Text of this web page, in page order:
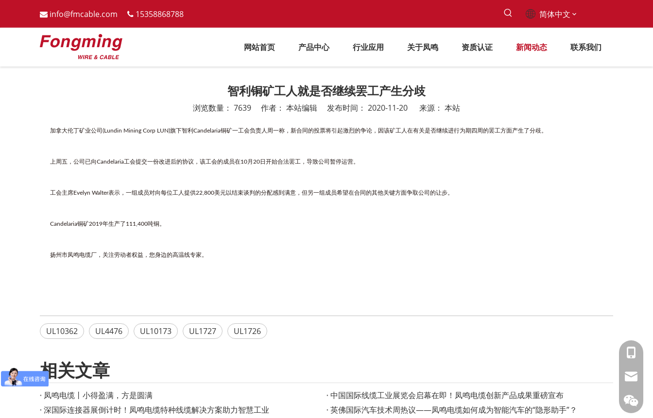
 info@fmcable.com  15358868788 简体中文
网站首页 产品中心 行业应用 关于凤鸣 资质认证 新闻动态 联系我们
智利铜矿工人就是否继续罢工产生分歧
浏览数量： 7639 作者： 本站编辑 发布时间： 2020-11-20 来源： 本站
加拿大伦丁矿业公司(Lundin Mining Corp LUN)旗下智利Candelaria铜矿一工会负责人周一称，新合同的投票将引起激烈的争论，因该矿工人在有关是否继续进行为期四周的罢工方面产生了分歧。
上周五，公司已向Candelaria工会提交一份改进后的协议，该工会的成员在10月20日开始合法罢工，导致公司暂停运营。
工会主席Evelyn Walter表示，一组成员对向每位工人提供22,800美元以结束谈判的分配感到满意，但另一组成员希望在合同的其他关键方面争取公司的让步。
Candelaria铜矿2019年生产了111,400吨铜。
扬州市凤鸣电缆厂，关注劳动者权益，您身边的高温线专家。
UL10362 UL4476 UL10173 UL1727 UL1726
相关文章
凤鸣电缆丨小得盈满，方是圆满
‌中国国际线缆工业展览会启幕在即！凤鸣电缆创新产品成果重磅宣布
深国际连接器展倒计时！凤鸣电缆特种线缆解决方案助力智慧工业
英佛国际汽车技术周热议——凤鸣电缆如何成为智能汽车的“隐形助手”？